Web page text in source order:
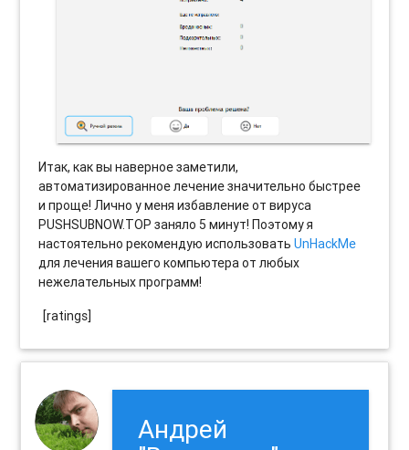
Итак, как вы наверное заметили,
автоматизированное лечение значительно быстрее
и проще! Лично у меня избавление от вируса
PUSHSUBNOW.TOP заняло 5 минут! Поэтому я
настоятельно рекомендую использоватьUnHackMe
для лечения вашего компьютера от любых
нежелательных программ!
[ratings]
Андрей